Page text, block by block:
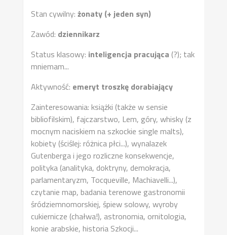
Stan cywilny: żonaty (+ jeden syn)
Zawód: dziennikarz
Status klasowy: inteligencja pracująca (?); tak
mniemam...
Aktywność: emeryt troszkę dorabiający
Zainteresowania: książki (także w sensie
bibliofilskim), fajczarstwo, Lem, góry, whisky (z
mocnym naciskiem na szkockie single malts),
kobiety (ściślej: różnica płci...), wynalazek
Gutenberga i jego rozliczne konsekwencje,
polityka (analityka, doktryny, demokracja,
parlamentaryzm, Tocqueville, Machiavelli...),
czytanie map, badania terenowe gastronomii
śródziemnomorskiej, śpiew solowy, wyroby
cukiernicze (chałwa!), astronomia, ornitologia,
konie arabskie, historia Szkocji...